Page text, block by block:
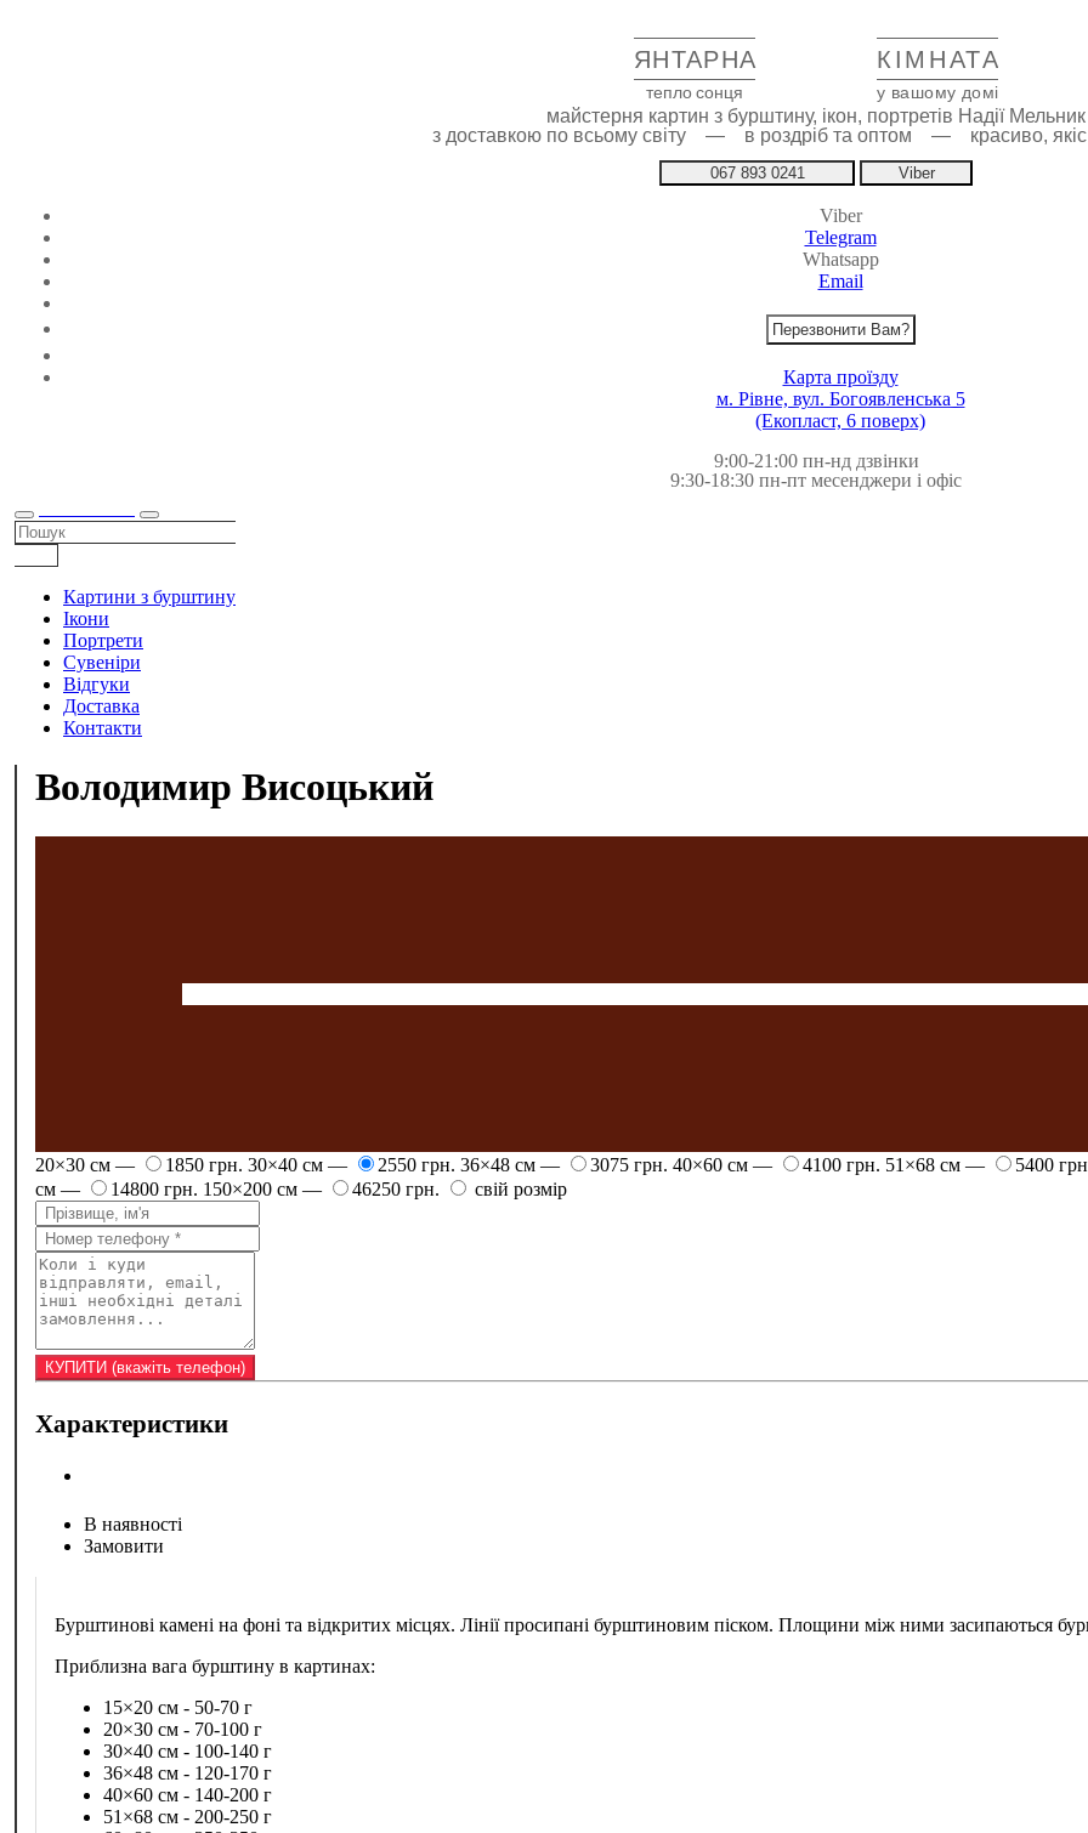
ЯНТАРНА КІМНАТА
тепло сонця у вашому домі
майстерня картин з бурштину, ікон, портретів Надії Мельник
з доставкою по всьому світу — в роздріб та оптом — красиво,
067 893 0241 Viber
Viber
Telegram
Whatsapp
Email
Перезвонити Вам?
Карта проїзду
м. Рівне, вул. Богоявленська 5
(Екопласт, 6 поверх)
9:00-21:00 пн-нд дзвінки
9:30-18:30 пн-пт месенджери і офіс
Картини з бурштину
Ікони
Портрети
Сувеніри
Відгуки
Доставка
Контакти
Володимир Висоцький
20×30 см — 1850 грн. 30×40 см — 2550 грн. 36×48 см — 3075 грн. 40×60 см — 4100 грн. 51×68 см —
5400
см —
14800 грн. 150×200 см — 46250 грн. свій розмір
Характеристики
В наявності
Замовити
Бурштинові камені на фоні та відкритих місцях. Лінії просипані бурштиновим піском. Площини між ними засипаються
Приблизна вага бурштину в картинах:
15×20 см - 50-70 г
20×30 см - 70-100 г
30×40 см - 100-140 г
36×48 см - 120-170 г
40×60 см - 140-200 г
51×68 см - 200-250 г